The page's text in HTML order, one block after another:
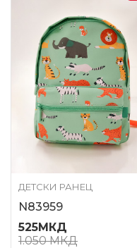
ДЕТСКИ РАНЕЦ
N83959
525МКД
1.050МКД